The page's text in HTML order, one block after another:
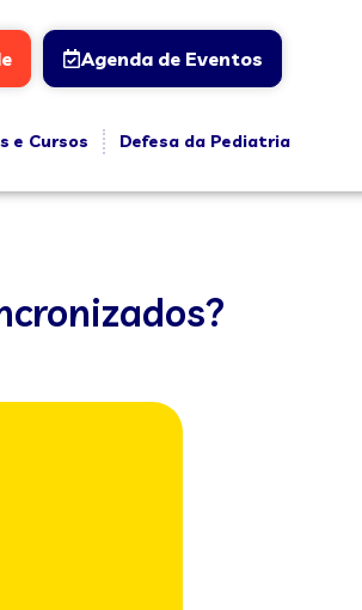
Agenda de Eventos
e Cursos
Defesa da Pediatria